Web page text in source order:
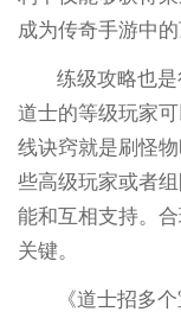
成为传奇手游中的
练级攻略也
道士的等级玩家
线诀窍就是刷怪
些高级玩家或者
能和互相支持。
关键。
《道士招多